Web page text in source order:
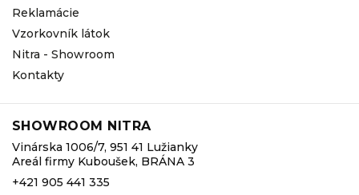
Reklamácie
Vzorkovník látok
Nitra - Showroom
Kontakty
SHOWROOM NITRA
Vinárska 1006/7, 951 41 Lužianky
Areál firmy Kuboušek, BRÁNA 3
+421 905 441 335